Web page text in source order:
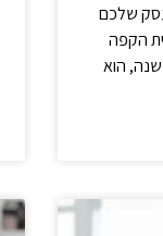
שלכם
הקפה
הוא